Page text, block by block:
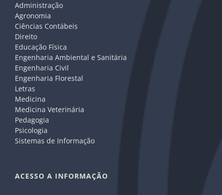
Administração
Agronomia
Ciências Contábeis
Direito
Educação Física
Engenharia Ambiental e Sanitária
Engenharia Civil
Engenharia Florestal
Letras
Medicina
Medicina Veterinária
Pedagogia
Psicologia
Sistemas de Informação
ACESSO A INFORMAÇÃO